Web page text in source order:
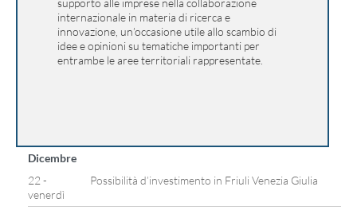
supporto alle imprese nella collaborazione
internazionale in materia di ricerca e
innovazione, un’occasione utile allo scambio di
idee e opinioni su tematiche importanti per
entrambe le aree territoriali rappresentate.
Dicembre
22 -
venerdì
Possibilità d’investimento in Friuli Venezia Giulia